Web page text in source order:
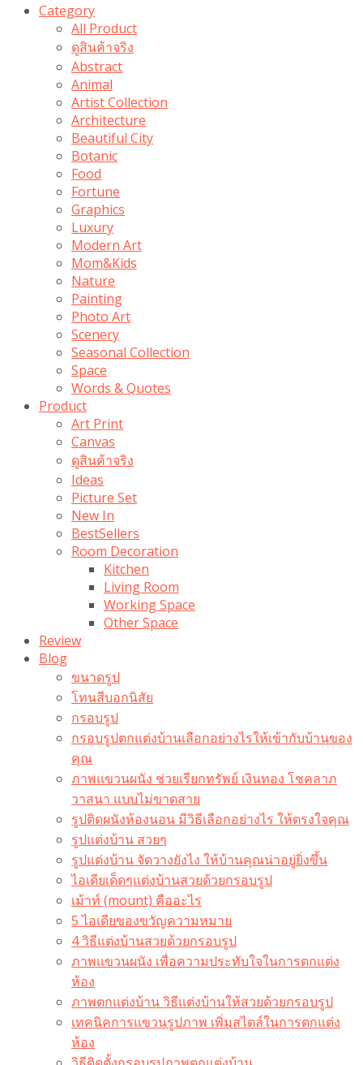
Category
All Product
ดูสินค้าจริง
Abstract
Animal
Artist Collection
Architecture
Beautiful City
Botanic
Food
Fortune
Graphics
Luxury
Modern Art
Mom&Kids
Nature
Painting
Photo Art
Scenery
Seasonal Collection
Space
Words & Quotes
Product
Art Print
Canvas
ดูสินค้าจริง
Ideas
Picture Set
New In
BestSellers
Room Decoration
Kitchen
Living Room
Working Space
Other Space
Review
Blog
ขนาดรูป
โทนสีบอกนิสัย
กรอบรูป
กรอบรูปตกแต่งบ้านเลือกอย่างไรให้เข้ากับบ้านของ
คุณ
ภาพแขวนผนัง ช่วยเรียกทรัพย์ เงินทอง โชคลาภ
วาสนา แบบไม่ขาดสาย
รูปติดผนังห้องนอน มีวิธีเลือกอย่างไร ให้ตรงใจคุณ
รูปแต่งบ้าน สวยๆ
รูปแต่งบ้าน จัดวางยังไง ให้บ้านคุณน่าอยู่ยิ่งขึ้น
ไอเดียเด็ดๆแต่งบ้านสวยด้วยกรอบรูป
เม้าท์ (mount) คืออะไร​
5 ไอเดียของขวัญความหมาย
4 วิธีแต่งบ้านสวยด้วยกรอบรูป
ภาพแขวนผนัง เพื่อความประทับใจในการตกแต่ง
ห้อง
ภาพตกแต่งบ้าน วิธีแต่งบ้านให้สวยด้วยกรอบรูป
เทคนิคการแขวนรูปภาพ เพิ่มสไตล์ในการตกแต่ง
ห้อง